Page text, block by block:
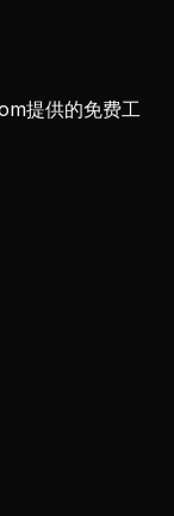
提供的免费工